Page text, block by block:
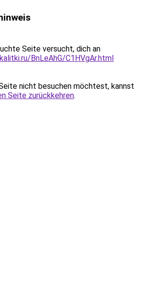
Seite versucht, dich an
BnLeAhG/C1HVgAr.html
nicht besuchen möchtest, kannst
Seite zurückkehren.